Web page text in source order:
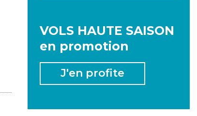
VOLS HAUTE SAISON
en promotion
J'en profite
2026
JANVIER
AVRIL MAI
JUILLET AOÛT SEPTEMBRE